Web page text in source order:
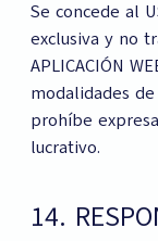
Se concede al
exclusiva y no
APLICACIÓN
modalidades
prohíbe
lucrativo.
14.